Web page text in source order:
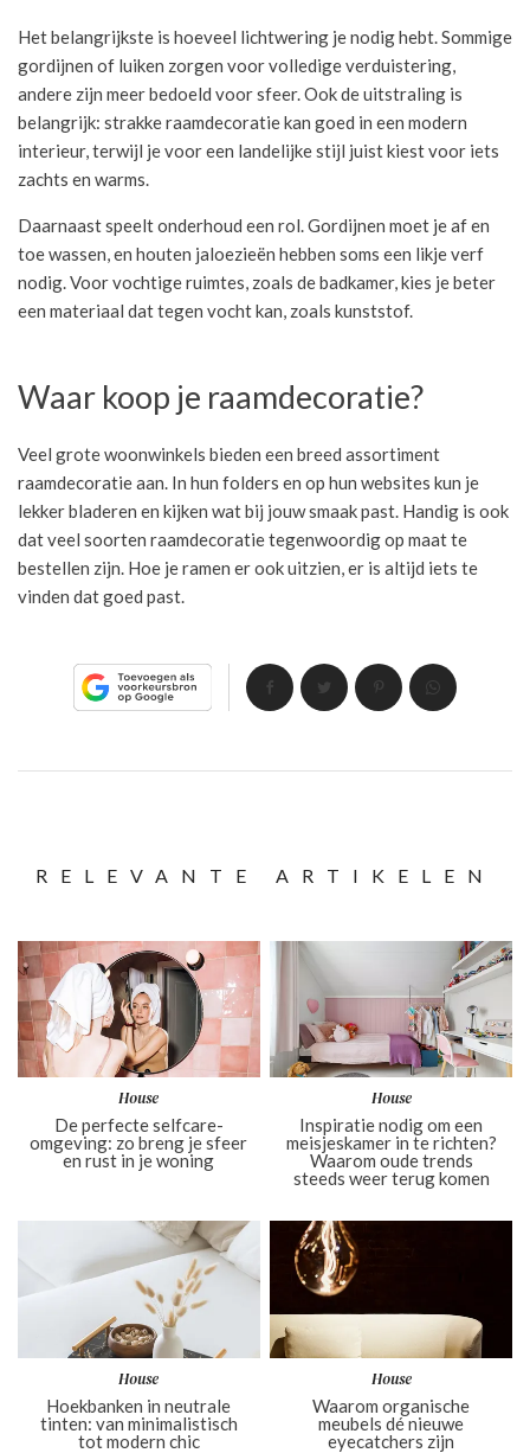
Het belangrijkste is hoeveel lichtwering je nodig hebt. Sommige
gordijnen of luiken zorgen voor volledige verduistering,
andere zijn meer bedoeld voor sfeer. Ook de uitstraling is
belangrijk: strakke raamdecoratie kan goed in een modern
interieur, terwijl je voor een landelijke stijl juist kiest voor iets
zachts en warms.
Daarnaast speelt onderhoud een rol. Gordijnen moet je af en
toe wassen, en houten jaloezieën hebben soms een likje verf
nodig. Voor vochtige ruimtes, zoals de badkamer, kies je beter
een materiaal dat tegen vocht kan, zoals kunststof.
Waar koop je raamdecoratie?
Veel grote woonwinkels bieden een breed assortiment
raamdecoratie aan. In hun folders en op hun websites kun je
lekker bladeren en kijken wat bij jouw smaak past. Handig is ook
dat veel soorten raamdecoratie tegenwoordig op maat te
bestellen zijn. Hoe je ramen er ook uitzien, er is altijd iets te
vinden dat goed past.
RELEVANTE ARTIKELEN
House
De perfecte selfcare-
omgeving: zo breng je sfeer
en rust in je woning
House
Inspiratie nodig om een
meisjeskamer in te richten?
Waarom oude trends
steeds weer terug komen
House
Hoekbanken in neutrale
tinten: van minimalistisch
tot modern chic
House
Waarom organische
meubels dé nieuwe
eyecatchers zijn